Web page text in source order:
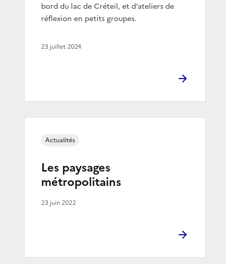
bord du lac de Créteil, et d’ateliers de
réflexion en petits groupes.
23 juillet 2024
Les paysages
métropolitains
Actualités
23 juin 2022